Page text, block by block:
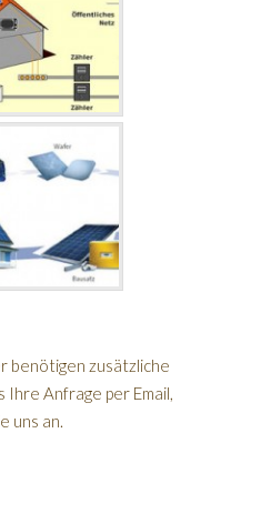
benötigen zusätzliche
Ihre Anfrage per Email,
uns an.